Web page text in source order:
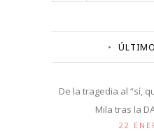
De la tragedia al “sí,
Mila tras la
22